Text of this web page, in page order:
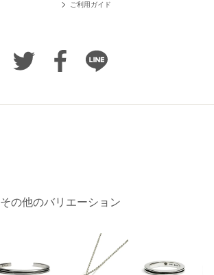
ご利用ガイド
その他のバリエーション